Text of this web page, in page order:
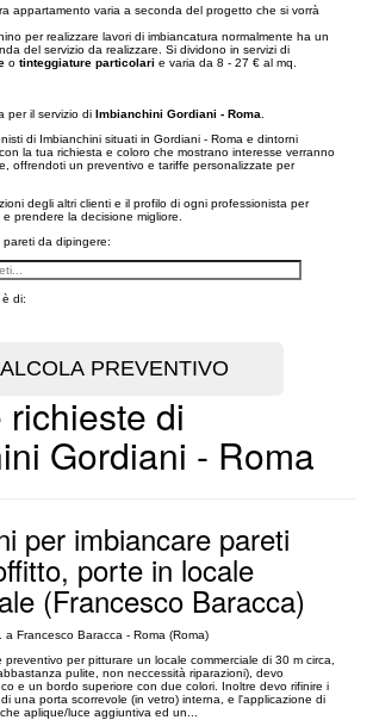
appartamento varia a seconda del progetto che si vorrà
per realizzare lavori di imbiancatura normalmente ha un
del servizio da realizzare. Si dividono in servizi di
o tinteggiature particolari e varia da 8 - 27 € al mq.
per il servizio di Imbianchini Gordiani - Roma
di Imbianchini situati in Gordiani - Roma e dintorni
la tua richiesta e coloro che mostrano interesse verranno
offrendoti un preventivo e tariffe personalizzate per
degli altri clienti e il profilo di ogni professionista per
prendere la decisione migliore.
pareti da dipingere:
di:
richieste di
Gordiani - Roma
per imbiancare pareti
porte in locale
(Francesco Baracca)
Francesco Baracca - Roma (Roma)
per pitturare un locale commerciale di 30 m circa,
pulite, non neccessità riparazioni), devo
e un bordo superiore con due colori. Inoltre devo rifinire i
una porta scorrevole (in vetro) interna, e l'applicazione di
aplique/luce aggiuntiva ed un...